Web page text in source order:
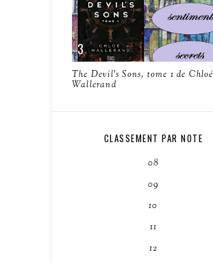
The Devil's Sons, tome 1 de Chloé
Wallerand
CLASSEMENT PAR NOTE
08
09
10
11
12